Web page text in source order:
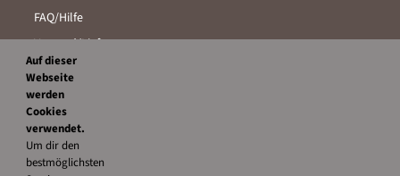
FAQ/Hilfe
Versand/Lieferung
Zahlungsarten
Kontakt
AGB
Datenschutz
Auf dieser
Webseite
werden
Cookies
verwendet.
Um dir den
bestmöglichsten